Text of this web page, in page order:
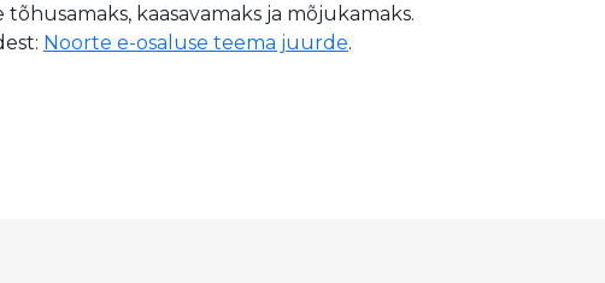
kaasavamaks ja mõjukamaks.
Noorte e-osaluse teema juurde.